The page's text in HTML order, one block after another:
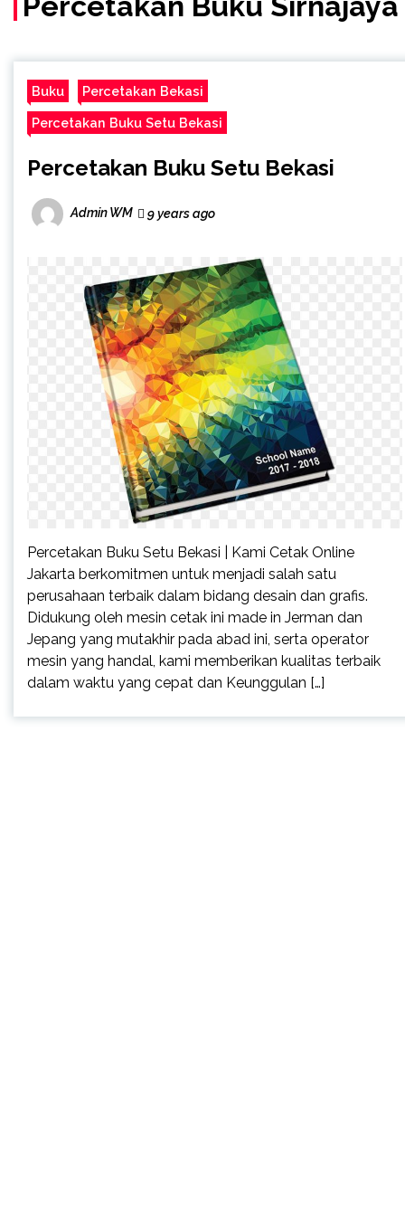
Buku Percetakan Bekasi
Percetakan Buku Setu Bekasi
Percetakan Buku Setu Bekasi
Admin WM 9 years ago
Percetakan Buku Setu Bekasi | Kami Cetak Online
Jakarta berkomitmen untuk menjadi salah satu
perusahaan terbaik dalam bidang desain dan grafis.
Didukung oleh mesin cetak ini made in Jerman dan
Jepang yang mutakhir pada abad ini, serta operator
mesin yang handal, kami memberikan kualitas terbaik
dalam waktu yang cepat dan Keunggulan […]